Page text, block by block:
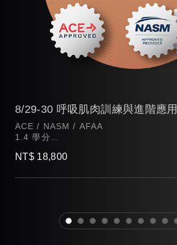
8/29-30 呼吸肌肉訓練與進階應用
ACE / NASM / AFAA
1.4 學分
時間：9:30-17:30（午休1H）
NT$ 18,800
1 2 3 4 5 6 7 8 9